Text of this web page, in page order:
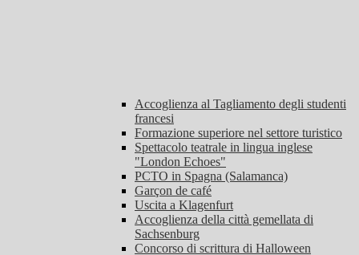
Accoglienza al Tagliamento degli studenti
francesi
Formazione superiore nel settore turistico
Spettacolo teatrale in lingua inglese
"London Echoes"
PCTO in Spagna (Salamanca)
Garçon de café
Uscita a Klagenfurt
Accoglienza della città gemellata di
Sachsenburg
Concorso di scrittura di Halloween